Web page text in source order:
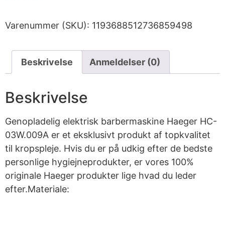
Varenummer (SKU): 1193688512736859498
Beskrivelse Anmeldelser (0)
Beskrivelse
Genopladelig elektrisk barbermaskine Haeger HC-
03W.009A er et eksklusivt produkt af topkvalitet
til kropspleje. Hvis du er på udkig efter de bedste
personlige hygiejneprodukter, er vores 100%
originale Haeger produkter lige hvad du leder
efter.Materiale: